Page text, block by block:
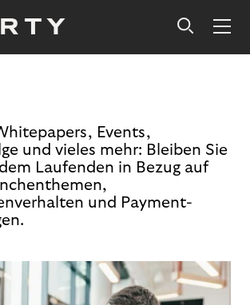
Events,
und vieles mehr: Bleiben Sie
Laufenden in Bezug auf
und Payment-